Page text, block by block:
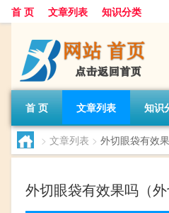
首 页 文章列表 知识分类
首 页 文章列表 知识
> 文章列表 > 外切眼袋有效
外切眼袋有效果吗（